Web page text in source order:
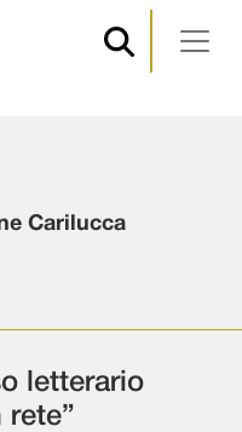
Carilucca
letterario
rete”